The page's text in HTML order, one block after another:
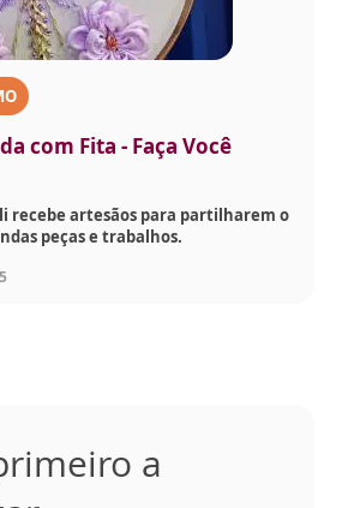
com Fita - Faça Você
recebe artesãos para partilharem o
peças e trabalhos.
a